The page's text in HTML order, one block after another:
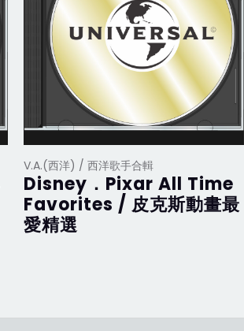
V.A.(西洋) / 西洋歌手合輯
Disney．Pixar All Time
Favorites / 皮克斯動畫最
愛精選